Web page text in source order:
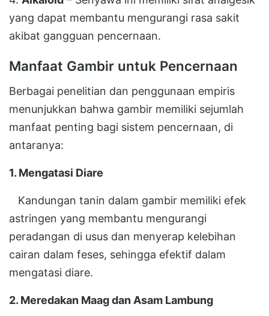
yang dapat membantu mengurangi rasa sakit
akibat gangguan pencernaan.
Manfaat Gambir untuk Pencernaan
Berbagai penelitian dan penggunaan empiris
menunjukkan bahwa gambir memiliki sejumlah
manfaat penting bagi sistem pencernaan, di
antaranya:
1. Mengatasi Diare
Kandungan tanin dalam gambir memiliki efek
astringen yang membantu mengurangi
peradangan di usus dan menyerap kelebihan
cairan dalam feses, sehingga efektif dalam
mengatasi diare.
2. Meredakan Maag dan Asam Lambung